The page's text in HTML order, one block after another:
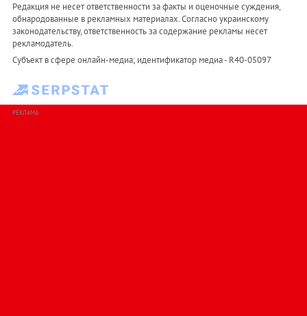
Редакция не несет ответственности за факты и оценочные суждения,
обнародованные в рекламных материалах. Согласно украинскому
законодательству, ответственность за содержание рекламы несет
рекламодатель.
Субъект в сфере онлайн-медиа; идентификатор медиа - R40-05097
РЕКЛАМА